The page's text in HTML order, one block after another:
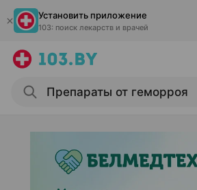
Установить приложение
103: поиск лекарств и врачей